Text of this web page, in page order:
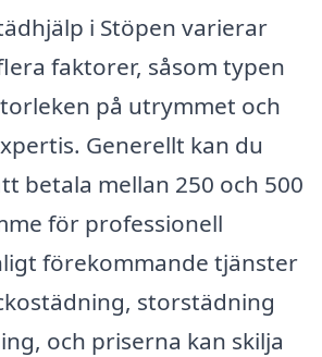
i Stöpen varierar
faktorer, såsom typen
på utrymmet och
Generellt kan du
betala mellan 250 och 500
för professionell
förekommande tjänster
storstädning
och priserna kan skilja